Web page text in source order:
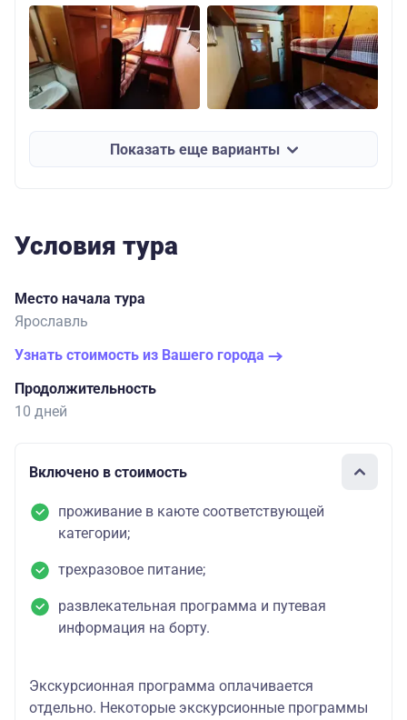
Показать еще варианты
Условия тура
Место начала тура
Ярославль
Узнать стоимость из Вашего города
Продолжительность
10 дней
Включено в стоимость
проживание в каюте соответствующей
категории;
трехразовое питание;
развлекательная программа и путевая
информация на борту.
Экскурсионная программа оплачивается
отдельно. Некоторые экскурсионные программы